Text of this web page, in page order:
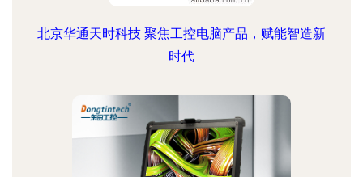
北京华通天时科技 聚焦工控电脑产品，赋能智造新
时代